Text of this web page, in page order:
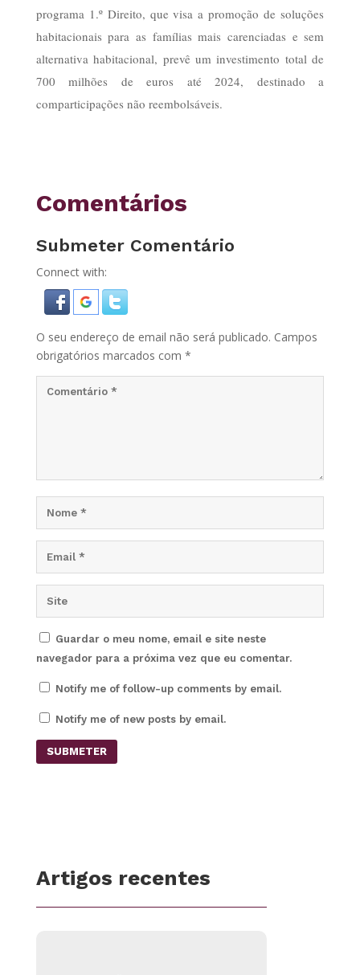
programa 1.º Direito, que visa a promoção de soluções
habitacionais para as famílias mais carenciadas e sem
alternativa habitacional, prevê um investimento total de
700 milhões de euros até 2024, destinado a
comparticipações não reembolsáveis.
Comentários
Submeter Comentário
Connect with:
O seu endereço de email não será publicado. Campos
obrigatórios marcados com *
Guardar o meu nome, email e site neste
navegador para a próxima vez que eu comentar.
Notify me of follow-up comments by email.
Notify me of new posts by email.
SUBMETER
Artigos recentes